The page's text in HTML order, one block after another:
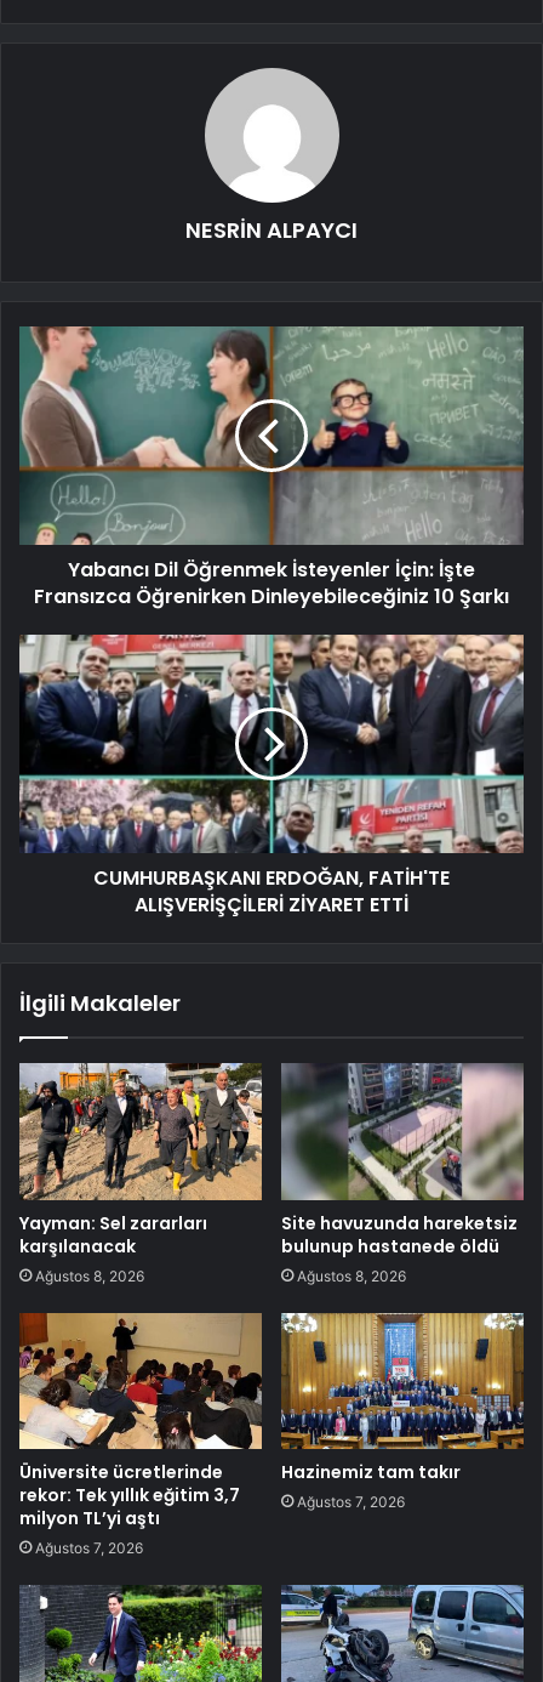
NESRİN ALPAYCI
Yabancı Dil Öğrenmek İsteyenler İçin: İşte
Fransızca Öğrenirken Dinleyebileceğiniz 10 Şarkı
CUMHURBAŞKANI ERDOĞAN, FATİH'TE
ALIŞVERİŞÇİLERİ ZİYARET ETTİ
İlgili Makaleler
Yayman: Sel zararları
karşılanacak
Ağustos 8, 2026
Site havuzunda hareketsiz
bulunup hastanede öldü
Ağustos 8, 2026
Üniversite ücretlerinde
rekor: Tek yıllık eğitim 3,7
milyon TL’yi aştı
Ağustos 7, 2026
Hazinemiz tam takır
Ağustos 7, 2026